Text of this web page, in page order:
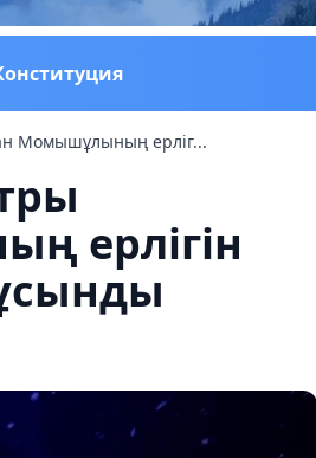
Момышұлының ерліг...
ерлігін